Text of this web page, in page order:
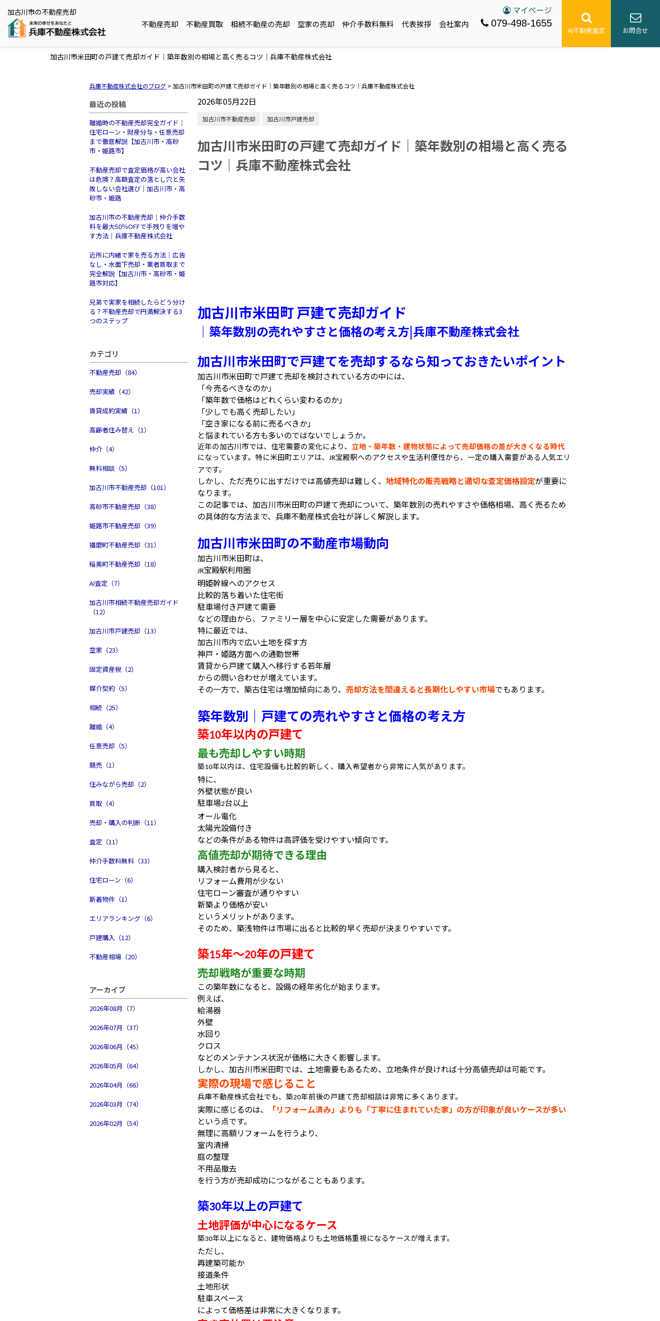
加古川市の不動産売却
不動産売却 不動産買取 相続不動産の売却 空家の売却 仲介手数料無料 代表挨拶 会社案内
マイページ
079-498-1655
AI不動産査定 お問合せ
加古川市米田町の戸建て売却ガイド｜築年数別の相場と高く売るコツ｜兵庫不動産株式会社
兵庫不動産株式会社のブログ > 加古川市米田町の戸建て売却ガイド｜築年数別の相場と高く売るコツ｜兵庫不動産株式会社
最近の投稿
離婚時の不動産売却完全ガイド｜
住宅ローン・財産分与・任意売却
まで徹底解説【加古川市・高砂
市・姫路市】
不動産売却で査定価格が高い会社
は危険？高額査定の落とし穴と失
敗しない会社選び｜加古川市・高
砂市・姫路
加古川市の不動産売却｜仲介手数
料を最大50％OFFで手残りを増や
す方法｜兵庫不動産株式会社
近所に内緒で家を売る方法｜広告
なし・水面下売却・業者買取まで
完全解説【加古川市・高砂市・姫
路市対応】
兄弟で実家を相続したらどう分け
る？不動産売却で円満解決する3
つのステップ
カテゴリ
不動産売却（84）
売却実績（42）
賃貸成約実績（1）
高齢者住み替え（1）
仲介（4）
無料相談（5）
加古川市不動産売却（101）
高砂市不動産売却（38）
姫路市不動産売却（39）
播磨町不動産売却（31）
稲美町不動産売却（18）
AI査定（7）
加古川市相続不動産売却ガイド
（12）
加古川市戸建売却（13）
空家（23）
固定資産税（2）
媒介契約（5）
相続（25）
離婚（4）
任意売却（5）
競売（1）
住みながら売却（2）
買取（4）
売却・購入の判断（11）
査定（11）
仲介手数料無料（33）
住宅ローン（6）
新着物件（1）
エリアランキング（6）
戸建購入（12）
不動産相場（20）
アーカイブ
2026年08月（7）
2026年07月（37）
2026年06月（45）
2026年05月（64）
2026年04月（66）
2026年03月（74）
2026年02月（54）
2026年05月22日
加古川市不動産売却 加古川市戸建売却
加古川市米田町の戸建て売却ガイド｜築年数別の相場と高く売る
コツ｜兵庫不動産株式会社
加古川市米田町 戸建て売却ガイド
｜築年数別の売れやすさと価格の考え方|兵庫不動産株式会社
加古川市米田町で戸建てを売却するなら知っておきたいポイント
加古川市米田町で戸建て売却を検討されている方の中には、
「今売るべきなのか」
「築年数で価格はどれくらい変わるのか」
「少しでも高く売却したい」
「空き家になる前に売るべきか」
と悩まれている方も多いのではないでしょうか。
近年の加古川市では、住宅需要の変化により、 立地・築年数・建物状態によって売却価格の差が大きくなる時代
になっています。特に米田町エリアは、
JR宝殿駅へのアクセスや生活利便性から、一定の購入需要がある人気エリ
アです。
しかし、ただ売りに出すだけでは高値売却は難しく、 地域特化の販売戦略と適切な査定価格設定が重要に
なります。
この記事では、加古川市米田町の戸建て売却について、築年数別の売れやすさや価格相場、高く売るため
の具体的な方法まで、兵庫不動産株式会社が詳しく解説します。
加古川市米田町の不動産市場動向
加古川市米田町は、
JR宝殿駅利用圏
明姫幹線へのアクセス
比較的落ち着いた住宅街
駐車場付き戸建て需要
などの理由から、ファミリー層を中心に安定した需要があります。
特に最近では、
加古川市内で広い土地を探す方
神戸・姫路方面への通勤世帯
賃貸から戸建て購入へ移行する若年層
からの問い合わせが増えています。
その一方で、築古住宅は増加傾向にあり、 売却方法を間違えると長期化しやすい市場でもあります。
築年数別｜戸建ての売れやすさと価格の考え方
築10年以内の戸建て
最も売却しやすい時期
築10年以内は、住宅設備も比較的新しく、購入希望者から非常に人気があります。
特に、
外壁状態が良い
駐車場2台以上
オール電化
太陽光設備付き
などの条件がある物件は高評価を受けやすい傾向です。
高値売却が期待できる理由
購入検討者から見ると、
リフォーム費用が少ない
住宅ローン審査が通りやすい
新築より価格が安い
というメリットがあります。
そのため、築浅物件は市場に出ると比較的早く売却が決まりやすいです。
築15年〜20年の戸建て
売却戦略が重要な時期
この築年数になると、設備の経年劣化が始まります。
例えば、
給湯器
外壁
水回り
クロス
などのメンテナンス状況が価格に大きく影響します。
しかし、加古川市米田町では、土地需要もあるため、立地条件が良ければ十分高値売却は可能です。
実際の現場で感じること
兵庫不動産株式会社でも、築20年前後の戸建て売却相談は非常に多くあります。
実際に感じるのは、
「リフォーム済み」よりも「丁寧に住まれていた家」の方が印象が良いケースが多い
という点です。
無理に高額リフォームを行うより、
室内清掃
庭の整理
不用品撤去
を行う方が売却成功につながることもあります。
築30年以上の戸建て
土地評価が中心になるケース
築30年以上になると、建物価格よりも土地価格重視になるケースが増えます。
ただし、
再建築可能か
接道条件
土地形状
駐車スペース
によって価格差は非常に大きくなります。